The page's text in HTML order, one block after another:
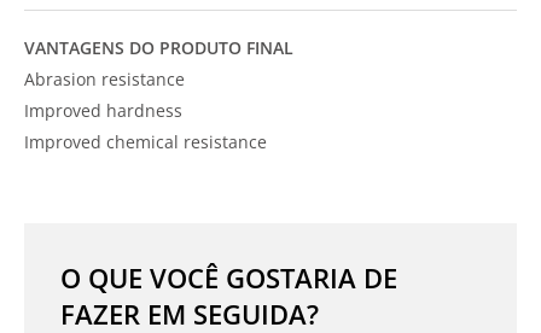
VANTAGENS DO PRODUTO FINAL
Abrasion resistance
Improved hardness
Improved chemical resistance
O QUE VOCÊ GOSTARIA DE
FAZER EM SEGUIDA?